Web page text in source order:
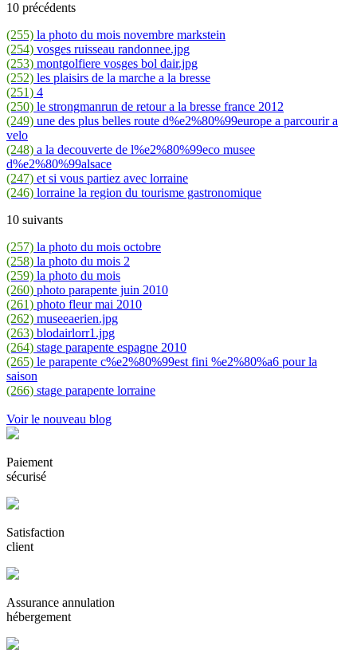
10 précédents
(255) la photo du mois novembre markstein
(254) vosges ruisseau randonnee.jpg
(253) montgolfiere vosges bol dair.jpg
(252) les plaisirs de la marche a la bresse
(251) 4
(250) le strongmanrun de retour a la bresse france 2012
(249) une des plus belles route d%e2%80%99europe a parcourir a
velo
(248) a la decouverte de l%e2%80%99eco musee
d%e2%80%99alsace
(247) et si vous partiez avec lorraine
(246) lorraine la region du tourisme gastronomique
10 suivants
(257) la photo du mois octobre
(258) la photo du mois 2
(259) la photo du mois
(260) photo parapente juin 2010
(261) photo fleur mai 2010
(262) museeaerien.jpg
(263) blodairlorr1.jpg
(264) stage parapente espagne 2010
(265) le parapente c%e2%80%99est fini %e2%80%a6 pour la
saison
(266) stage parapente lorraine
Voir le nouveau blog
Paiement
sécurisé
Satisfaction
client
Assurance annulation
hébergement